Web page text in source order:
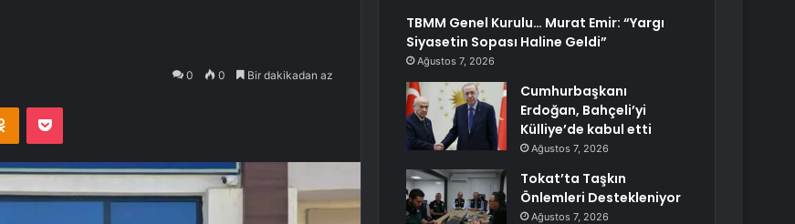
0 0 Bir dakikadan az
Odnoklassniki
Pocket
TBMM Genel Kurulu… Murat Emir: “Yargı
Siyasetin Sopası Haline Geldi”
Ağustos 7, 2026
Cumhurbaşkanı
Erdoğan, Bahçeli’yi
Külliye’de kabul etti
Ağustos 7, 2026
Tokat’ta Taşkın
Önlemleri Destekleniyor
Ağustos 7, 2026